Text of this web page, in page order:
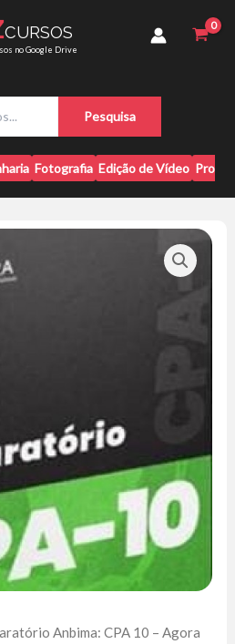
CURSOS
no Google Drive
s
q
u
i
a
Pesquisa
Fotografia Edição de Vídeo
Anbima: CPA 10 – Agora